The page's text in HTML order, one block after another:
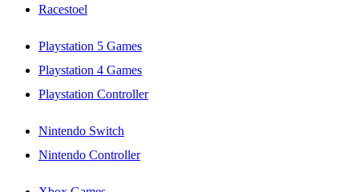
Racestoel
Playstation 5 Games
Playstation 4 Games
Playstation Controller
Nintendo Switch
Nintendo Controller